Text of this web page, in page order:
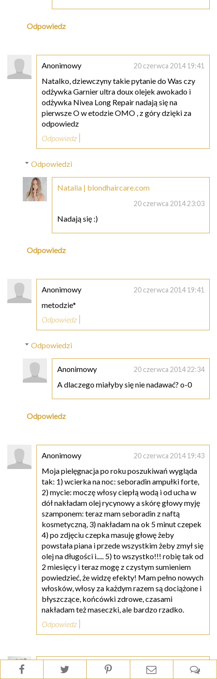
Odpowiedz
Anonimowy 20 czerwca 2014 19:41
Natalko, dziewczyny takie pytanie do Was czy
odżywka Garnier ultra doux olejek awokado i
odżywka Nivea Long Repair nadają się na
pierwsze O w etodzie OMO , z góry dzięki za
odpowiedz
Odpowiedz
Odpowiedzi
Natalia | blondhaircare.com
20 czerwca 2014 23:03
Nadają się :)
Odpowiedz
Anonimowy 20 czerwca 2014 19:41
metodzie*
Odpowiedz
Odpowiedzi
Anonimowy 20 czerwca 2014 22:34
A dlaczego miałyby się nie nadawać? o-0
Odpowiedz
Anonimowy 20 czerwca 2014 19:43
Moja pielęgnacja po roku poszukiwań wygląda
tak: 1) wcierka na noc: seboradin ampułki forte,
2) mycie: moczę włosy ciepłą wodą i od ucha w
dół nakładam olej rycynowy a skórę głowy myję
szamponem: teraz mam seboradin z naftą
kosmetyczną, 3) nakładam na ok 5 minut czepek
4) po zdjęciu czepka masuję głowę żeby
powstała piana i przede wszystkim żeby zmył się
olej na długości i..... 5) to wszystko!!! robię tak od
2 miesięcy i teraz mogę z czystym sumieniem
powiedzieć, że widzę efekty! Mam pełno nowych
włosków, włosy za każdym razem są dociążone i
błyszczące, końcówki zdrowe, czasami
nakładam też maseczki, ale bardzo rzadko.
Odpowiedz
Aniamaluje 20 czerwca 2014 20:15